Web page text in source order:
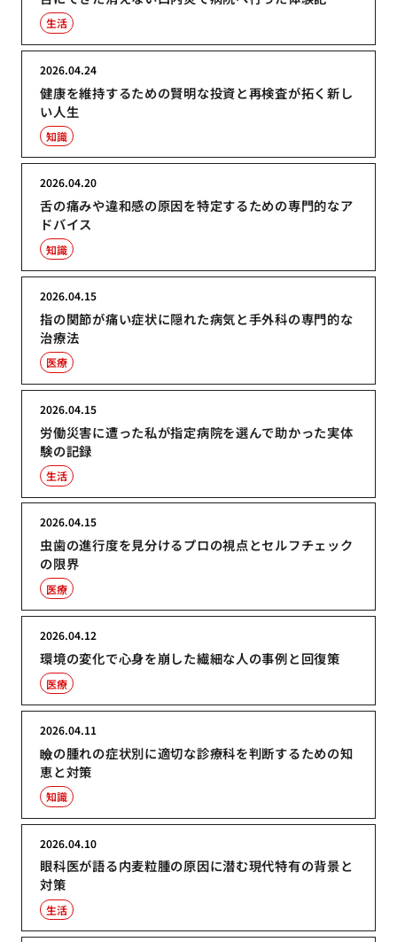
生活
健康を維持するための賢明な投資と再検査が拓く新し
い人生
2026.04.24
知識
舌の痛みや違和感の原因を特定するための専門的なア
ドバイス
2026.04.20
知識
指の関節が痛い症状に隠れた病気と手外科の専門的な
治療法
2026.04.15
医療
労働災害に遭った私が指定病院を選んで助かった実体
験の記録
2026.04.15
生活
虫歯の進行度を見分けるプロの視点とセルフチェック
の限界
2026.04.15
医療
環境の変化で心身を崩した繊細な人の事例と回復策
2026.04.12
医療
瞼の腫れの症状別に適切な診療科を判断するための知
恵と対策
2026.04.11
知識
眼科医が語る内麦粒腫の原因に潜む現代特有の背景と
対策
2026.04.10
生活